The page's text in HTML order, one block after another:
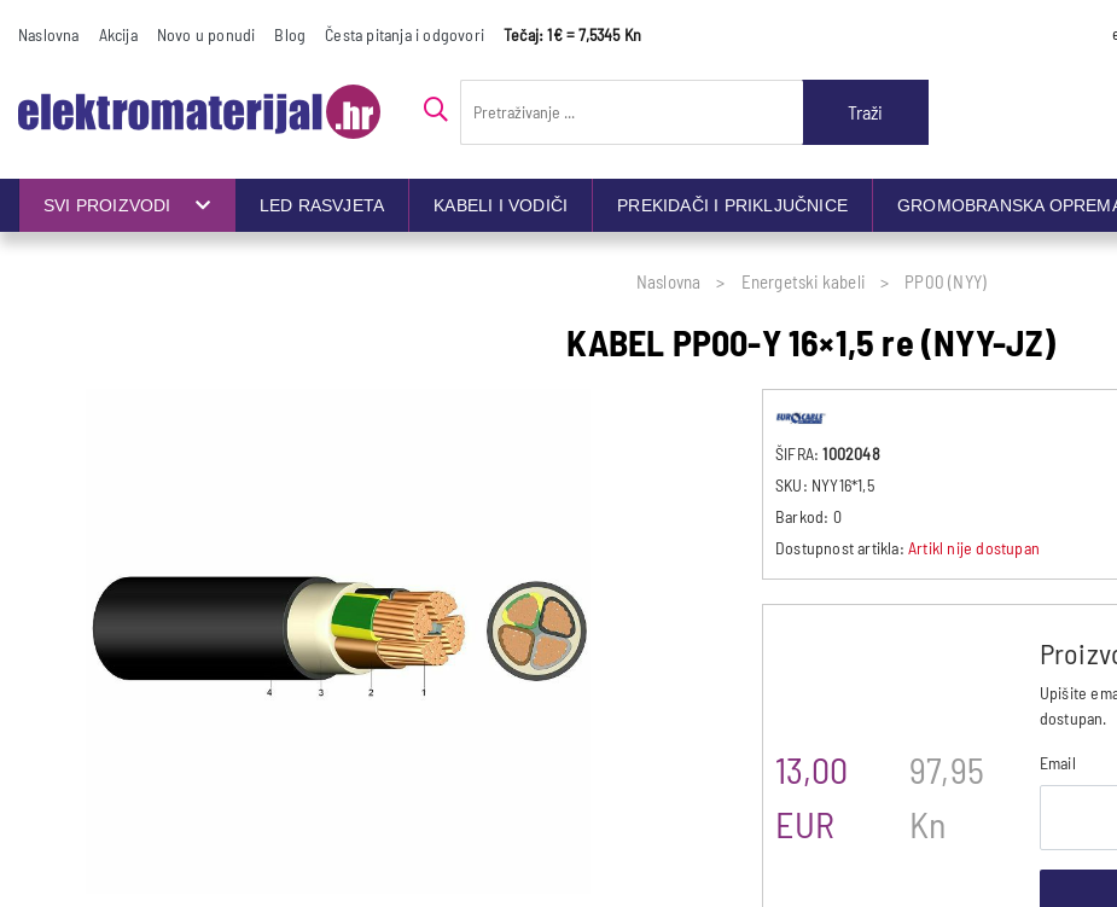
Naslovna Akcija Novo u ponudi Blog Česta pitanja i odgovori Tečaj: 1€ = 7,5345 Kn
Traži
SVI PROIZVODI LED RASVJETA KABELI I VODIČI PREKIDAČI I PRIKLJUČNICE GROMOBRANSKA
Naslovna Energetski kabeli PP00 (NYY)
KABEL PP00-Y 16×1,5 re (NYY-JZ)
ŠIFRA:1002048
SKU: NYY16*1,5
Barkod: 0
Dostupnost artikla: Artikl nije dostupan
97,95
Kn
13,00
EUR
Upišite
dostupan.
Email